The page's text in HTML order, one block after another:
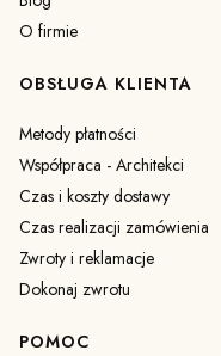
O firmie
OBSŁUGA KLIENTA
Metody płatności
Współpraca - Architekci
Czas i koszty dostawy
Czas realizacji zamówienia
Zwroty i reklamacje
Dokonaj zwrotu
POMOC